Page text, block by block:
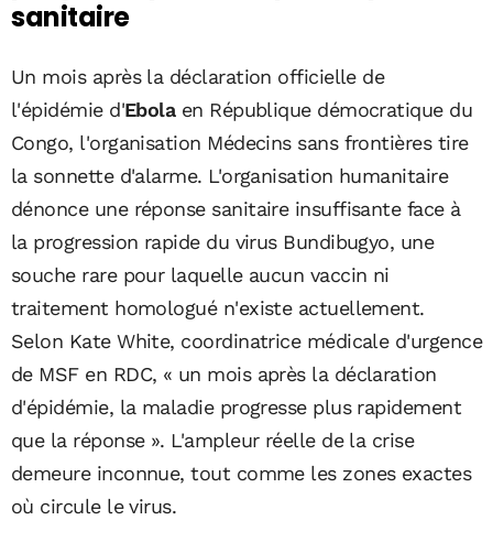
sanitaire
Un mois après la déclaration officielle de
l'épidémie d'Ebolaen République démocratique du
Congo, l'organisation Médecins sans frontières tire
la sonnette d'alarme. L'organisation humanitaire
dénonce une réponse sanitaire insuffisante face à
la progression rapide du virus Bundibugyo, une
souche rare pour laquelle aucun vaccin ni
traitement homologué n'existe actuellement.
Selon Kate White, coordinatrice médicale d'urgence
de MSF en RDC, « un mois après la déclaration
d'épidémie, la maladie progresse plus rapidement
que la réponse ». L'ampleur réelle de la crise
demeure inconnue, tout comme les zones exactes
où circule le virus.